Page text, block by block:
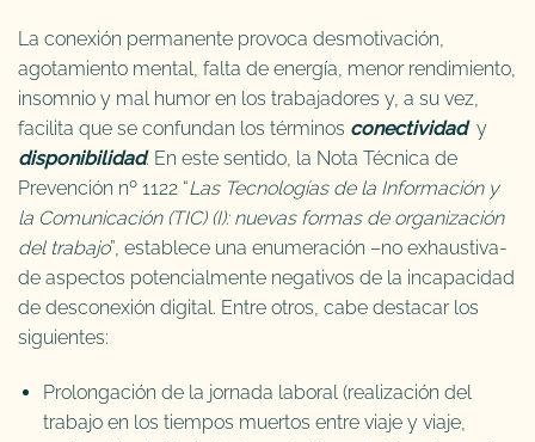
La conexión permanente provoca desmotivación,
agotamiento mental, falta de energía, menor rendimiento,
insomnio y mal humor en los trabajadores y, a su vez,
facilita que se confundan los términos conectividady
disponibilidad. En este sentido, la Nota Técnica de
Prevención nº 1122 “Las Tecnologías de la Información y
la Comunicación (TIC) (I): nuevas formas de organización
del trabajo”, establece una enumeración –no exhaustiva-
de aspectos potencialmente negativos de la incapacidad
de desconexión digital. Entre otros, cabe destacar los
siguientes:
Prolongación de la jornada laboral (realización del
trabajo en los tiempos muertos entre viaje y viaje,